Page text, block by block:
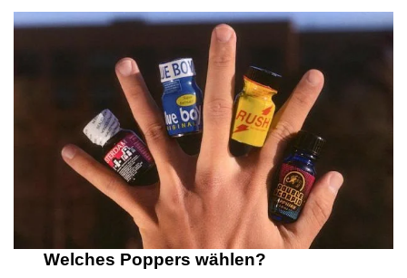
Welches Poppers wählen?